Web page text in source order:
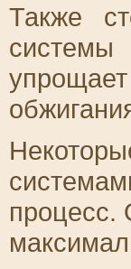
Также
процесс.